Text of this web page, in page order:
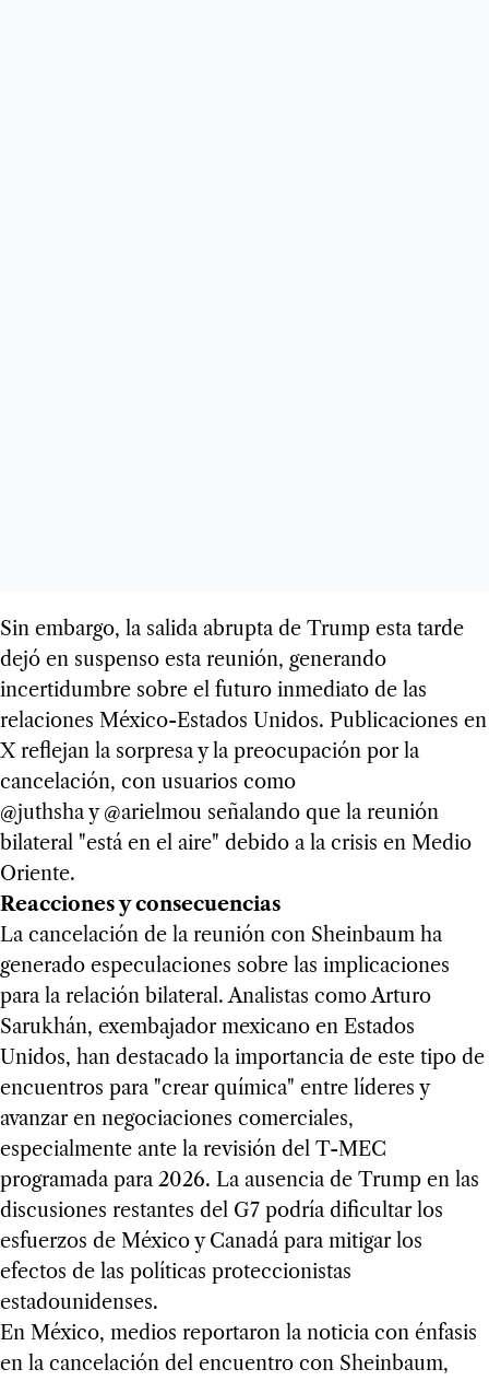
Sin embargo, la salida abrupta de Trump esta tarde
dejó en suspenso esta reunión, generando
incertidumbre sobre el futuro inmediato de las
relaciones México-Estados Unidos. Publicaciones en
X reflejan la sorpresa y la preocupación por la
cancelación, con usuarios como
@juthsha y @arielmou señalando que la reunión
bilateral "está en el aire" debido a la crisis en Medio
Oriente.
Reacciones y consecuencias
La cancelación de la reunión con Sheinbaum ha
generado especulaciones sobre las implicaciones
para la relación bilateral. Analistas como Arturo
Sarukhán, exembajador mexicano en Estados
Unidos, han destacado la importancia de este tipo de
encuentros para "crear química" entre líderes y
avanzar en negociaciones comerciales,
especialmente ante la revisión del T-MEC
programada para 2026. La ausencia de Trump en las
discusiones restantes del G7 podría dificultar los
esfuerzos de México y Canadá para mitigar los
efectos de las políticas proteccionistas
estadounidenses.
En México, medios reportaron la noticia con énfasis
en la cancelación del encuentro con Sheinbaum,